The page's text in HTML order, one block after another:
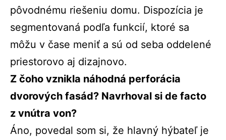
pôvodnému riešeniu domu. Dispozícia je
segmentovaná podľa funkcií, ktoré sa
môžu v čase meniť a sú od seba oddelené
priestorovo aj dizajnovo.
Z čoho vznikla náhodná perforácia
dvorových fasád? Navrhoval si de facto
z vnútra von?
Áno, povedal som si, že hlavný hýbateľ je